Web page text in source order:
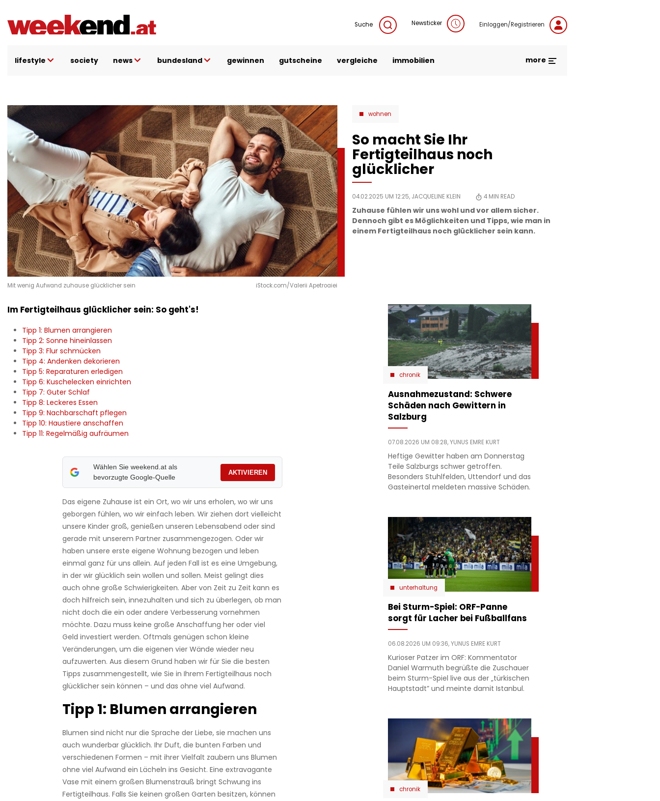
Inhalt
Suche Newsticker Einloggen/Registrieren
lifestyle society news bundesland gewinnen gutscheine vergleiche immobilien more
Mit wenig Aufwand zuhause glücklicher sein iStock.com/Valerii Apetroaiei
wohnen
So macht Sie Ihr
Fertigteilhaus noch
glücklicher
04.02.2025 UM 12:25, JACQUELINE KLEIN 4 MIN READ
Zuhause fühlen wir uns wohl und vor allem sicher.
Dennoch gibt es Möglichkeiten und Tipps, wie man in
einem Fertigteilhaus noch glücklicher sein kann.
Im Fertigteilhaus glücklicher sein: So geht's!
Tipp 1: Blumen arrangieren
Tipp 2: Sonne hineinlassen
Tipp 3: Flur schmücken
Tipp 4: Andenken dekorieren
Tipp 5: Reparaturen erledigen
Tipp 6: Kuschelecken einrichten
Tipp 7: Guter Schlaf
Tipp 8: Leckeres Essen
Tipp 9: Nachbarschaft pflegen
Tipp 10: Haustiere anschaffen
Tipp 11: Regelmäßig aufräumen
Wählen Sie weekend.at als
bevorzugte Google-Quelle
AKTIVIEREN
Das eigene Zuhause ist ein Ort, wo wir uns erholen, wo wir uns
geborgen fühlen, wo wir einfach leben. Wir ziehen dort vielleicht
unsere Kinder groß, genießen unseren Lebensabend oder sind
gerade mit unserem Partner zusammengezogen. Oder wir
haben unsere erste eigene Wohnung bezogen und leben
einmal ganz für uns allein. Auf jeden Fall ist es eine Umgebung,
in der wir glücklich sein wollen und sollen. Meist gelingt dies
auch ohne große Schwierigkeiten. Aber von Zeit zu Zeit kann es
doch hilfreich sein, innezuhalten und sich zu überlegen, ob man
nicht doch die ein oder andere Verbesserung vornehmen
möchte. Dazu muss keine große Anschaffung her oder viel
Geld investiert werden. Oftmals genügen schon kleine
Veränderungen, um die eigenen vier Wände wieder neu
aufzuwerten. Aus diesem Grund haben wir für Sie die besten
Tipps zusammengestellt, wie Sie in Ihrem Fertigteilhaus noch
glücklicher sein können – und das ohne viel Aufwand.
Tipp 1: Blumen arrangieren
Blumen sind nicht nur die Sprache der Liebe, sie machen uns
auch wunderbar glücklich. Ihr Duft, die bunten Farben und
verschiedenen Formen – mit ihrer Vielfalt zaubern uns Blumen
ohne viel Aufwand ein Lächeln ins Gesicht. Eine extravagante
Vase mit einem großen Blumenstrauß bringt Schwung ins
Fertigteilhaus. Falls Sie keinen großen Garten besitzen, können
chronik
Ausnahmezustand: Schwere
Schäden nach Gewittern in
Salzburg
07.08.2026 UM 08:28,YUNUS EMRE KURT
Heftige Gewitter haben am Donnerstag
Teile Salzburgs schwer getroffen.
Besonders Stuhlfelden, Uttendorf und das
Gasteinertal meldeten massive Schäden.
unterhaltung
Bei Sturm-Spiel: ORF-Panne
sorgt für Lacher bei Fußballfans
06.08.2026 UM 09:36,YUNUS EMRE KURT
Kurioser Patzer im ORF: Kommentator
Daniel Warmuth begrüßte die Zuschauer
beim Sturm-Spiel live aus der „türkischen
Hauptstadt” und meinte damit Istanbul.
chronik